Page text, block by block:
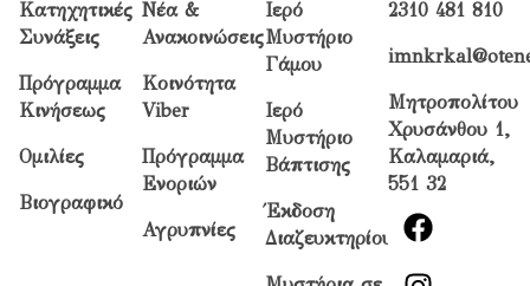
Κατηχητικές
Συνάξεις
Πρόγραμμα
Κινήσεως
Ομιλίες
Βιογραφικό
Νέα &
Ανακοινώσεις
Κοινότητα
Viber
Πρόγραμμα
Ενοριών
Αγρυπνίες
Ιερό
Μυστήριο
Γάμου
Ιερό
Μυστήριο
Βάπτισης
Έκδοση
Διαζευκτηρίου
2310 481 810
Μητροπολίτου
Χρυσάνθου 1,
Καλαμαριά,
551 32